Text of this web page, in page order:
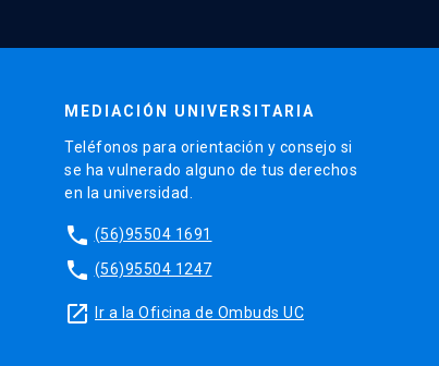
MEDIACIÓN UNIVERSITARIA
Teléfonos para orientación y consejo si
se ha vulnerado alguno de tus derechos
en la universidad.
phone (56)95504 1691
phone (56)95504 1247
launch Ir a la Oficina de Ombuds UC